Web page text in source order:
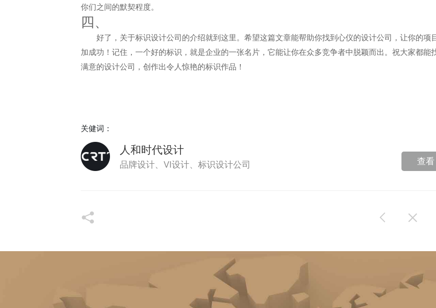
你们之间的默契程度。
四、
好了，关于标识设计公司的介绍就到这里。希望这篇文章能帮助你找到心仪的设计公司，让你的项
加成功！记住，一个好的标识，就是企业的一张名片，它能让你在众多竞争者中脱颖而出。祝大家都能
满意的设计公司，创作出令人惊艳的标识作品！
关健词：
人和时代设计
品牌设计、VI设计、标识设计公司 查看